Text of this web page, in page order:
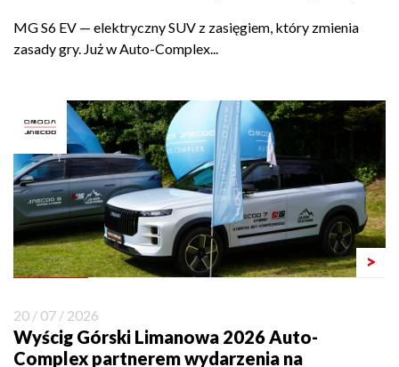
MG S6 EV — elektryczny SUV z zasięgiem, który zmienia
zasady gry. Już w Auto-Complex...
>
20 / 07 / 2026
Wyścig Górski Limanowa 2026 Auto-
Complex partnerem wydarzenia na